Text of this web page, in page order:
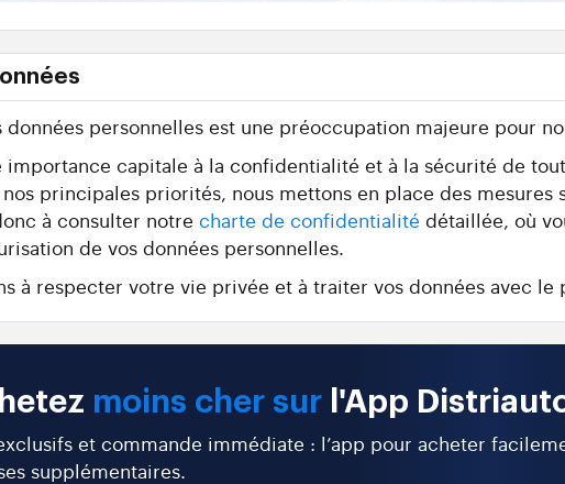
personnelles est une préoccupation majeure pour
importance capitale à la confidentialité et à la sécurité de
principales priorités, nous mettons en place des
à consulter notre charte de confidentialité détaillée, où
de vos données personnelles.
à respecter votre vie privée et à traiter vos données avec le
moins cher sur l'App
et commande immédiate : l’app pour acheter
supplémentaires.